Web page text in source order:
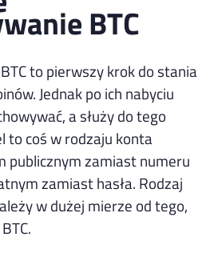
BTC
to pierwszy krok do stania
Jednak po ich nabyciu
a służy do tego
to coś w rodzaju konta
publicznym zamiast numeru
zamiast hasła. Rodzaj
w dużej mierze od tego,